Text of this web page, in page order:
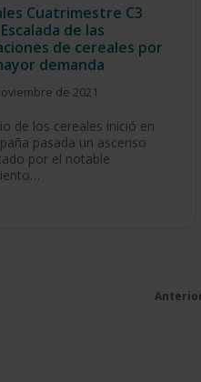
Cuatrimestre C3
de las
de cereales por
demanda
de 2021
de los cereales inició en
pasada un ascenso
por el notable